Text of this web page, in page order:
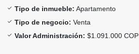
Tipo de inmueble: Apartamento
Tipo de negocio: Venta
Valor Administración: $1.091.000 COP